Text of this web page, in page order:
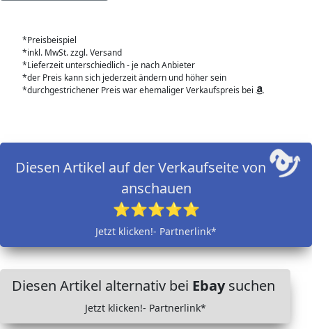
*Preisbeispiel
*inkl. MwSt. zzgl. Versand
*Lieferzeit unterschiedlich - je nach Anbieter
*der Preis kann sich jederzeit ändern und höher sein
*durchgestrichener Preis war ehemaliger Verkaufspreis bei
Diesen Artikel auf der Verkaufseite von
anschauen
⭐⭐⭐⭐⭐
Jetzt klicken!- Partnerlink*
Diesen Artikel alternativ bei Ebaysuchen
Jetzt klicken!- Partnerlink*